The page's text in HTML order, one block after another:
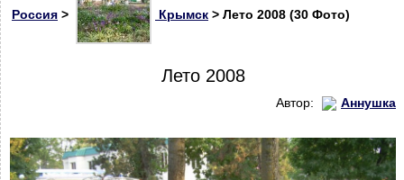
Россия > Крымск > Лето 2008 (30 Фото)
Лето 2008
Автор: Аннушка